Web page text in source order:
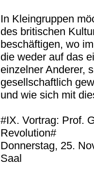
In Kleingruppen
des britischen
beschäftigen, wo
die weder auf das
einzelner Anderer,
gesellschaftlich
und wie sich mit
#IX. Vortrag: Prof.
Revolution#
Donnerstag, 25.
Saal